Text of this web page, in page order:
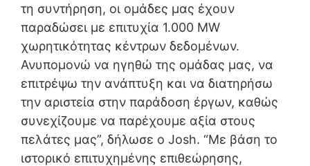
τη συντήρηση, οι ομάδες μας έχουν
παραδώσει με επιτυχία 1.000 MW
χωρητικότητας κέντρων δεδομένων.
Ανυπομονώ να ηγηθώ της ομάδας μας, να
επιτρέψω την ανάπτυξη και να διατηρήσω
την αριστεία στην παράδοση έργων, καθώς
συνεχίζουμε να παρέχουμε αξία στους
πελάτες μας”, δήλωσε ο Josh. “Με βάση το
ιστορικό επιτυχημένης επιθεώρησης,